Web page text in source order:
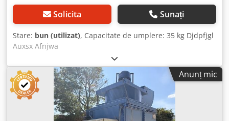
Solicita Sunați
Stare: bun (utilizat), Capacitate de umplere: 35 kg Djdpfjgl
Auxsx Afnjwa
Anunț mic